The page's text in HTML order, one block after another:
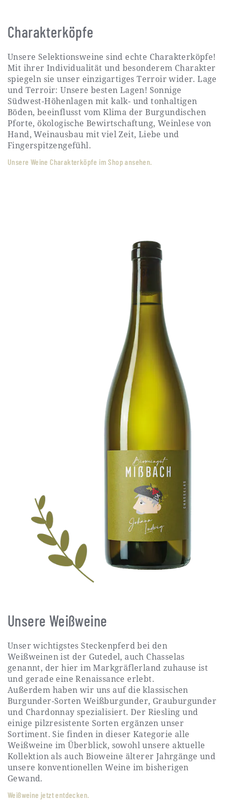
Charakterköpfe
Unsere Selektionsweine sind echte Charakterköpfe!
Mit ihrer Individualität und besonderem Charakter
spiegeln sie unser einzigartiges Terroir wider. Lage
und Terroir: Unsere besten Lagen! Sonnige
Südwest-Höhenlagen mit kalk- und tonhaltigen
Böden, beeinflusst vom Klima der Burgundischen
Pforte, ökologische Bewirtschaftung, Weinlese von
Hand, Weinausbau mit viel Zeit, Liebe und
Fingerspitzengefühl.
Unsere Weine Charakterköpfe im Shop ansehen.
Unsere Weißweine
Unser wichtigstes Steckenpferd bei den
Weißweinen ist der Gutedel, auch Chasselas
genannt, der hier im Markgräflerland zuhause ist
und gerade eine Renaissance erlebt.
Außerdem haben wir uns auf die klassischen
Burgunder-Sorten Weißburgunder, Grauburgunder
und Chardonnay spezialisiert. Der Riesling und
einige pilzresistente Sorten ergänzen unser
Sortiment. Sie finden in dieser Kategorie alle
Weißweine im Überblick, sowohl unsere aktuelle
Kollektion als auch Bioweine älterer Jahrgänge und
unsere konventionellen Weine im bisherigen
Gewand.
Weißweine jetzt entdecken.